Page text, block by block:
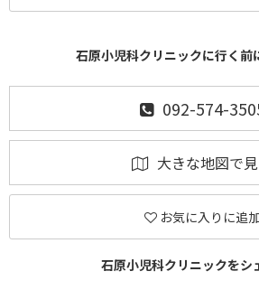
石原小児科クリニックに行く前
092-574-
大きな地図で
お気に入りに追
石原小児科クリニックをシ